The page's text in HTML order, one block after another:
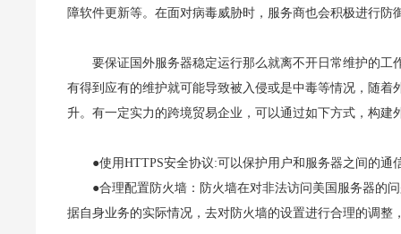
障软件更新等。在面对病毒威胁时，服务商也会积极进行
要保证国外服务器稳定运行那么就离不开日常维护的
有得到应有的维护就可能导致被入侵或是中毒等情况，随
升。有一定实力的跨境贸易企业，可以通过如下方式，构建
●使用HTTPS安全协议:可以保护用户和服务器之间的通
●合理配置防火墙：防火墙在对非法访问美国服务器的
据自身业务的实际情况，去对防火墙的设置进行合理的调